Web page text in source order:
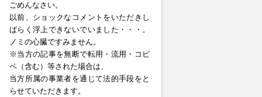
ごめんなさい。
以前、ショックなコメントをいただきし
ばらく浮上できないでいました・・・。
ノミの心臓ですみません。
※当方の記事を無断で転用・流用・コピ
ペ（含む）等された場合は、
当方所属の事業者を通じて法的手段をと
らせていただきます。